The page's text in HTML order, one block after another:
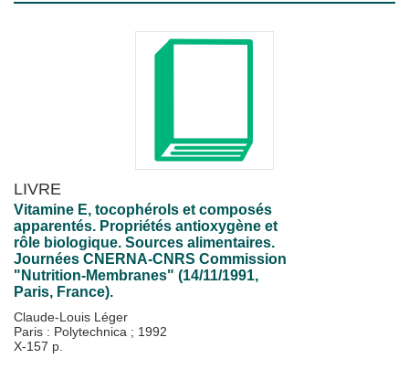
LIVRE
Vitamine E, tocophérols et composés
apparentés. Propriétés antioxygène et
rôle biologique. Sources alimentaires.
Journées CNERNA-CNRS Commission
"Nutrition-Membranes" (14/11/1991,
Paris, France).
Claude-Louis Léger
Paris : Polytechnica ; 1992
X-157 p.